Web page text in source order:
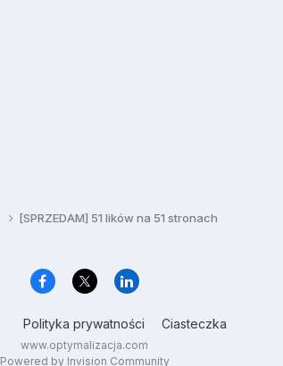
[SPRZEDAM] 51 lików na 51 stronach
Polityka prywatności Ciasteczka
www.optymalizacja.com
Powered by Invision Community